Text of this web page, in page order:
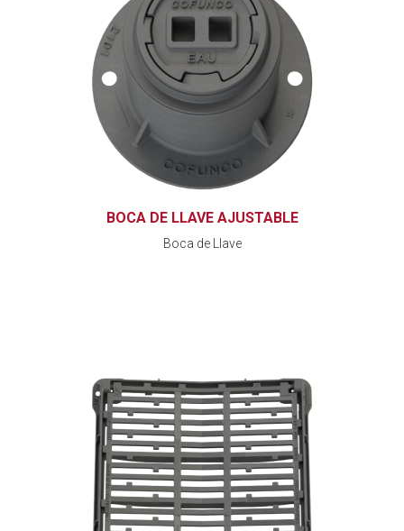
BOCA DE LLAVE AJUSTABLE
Boca de Llave